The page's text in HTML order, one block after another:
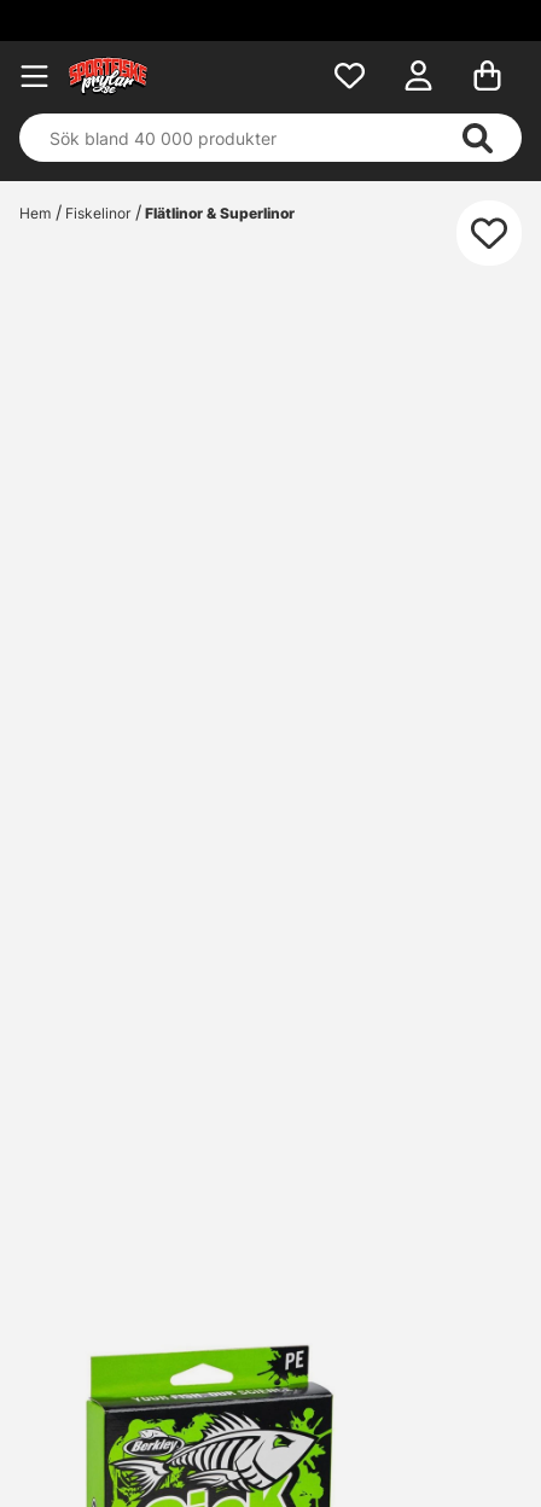
Hem Fiskelinor Flätlinor & Superlinor